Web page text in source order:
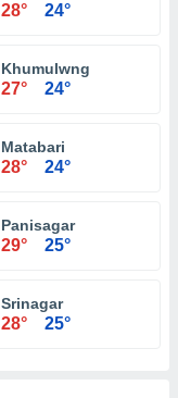
28° 24°
Khumulwng
27° 24°
Matabari
28° 24°
Panisagar
29° 25°
Srinagar
28° 25°